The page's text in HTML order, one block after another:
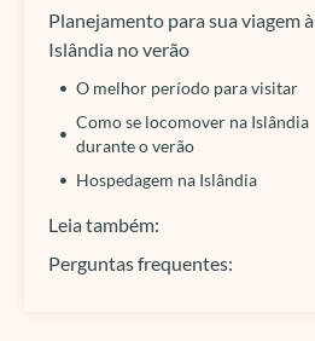
Planejamento para sua viagem à
Islândia no verão
O melhor período para visitar
Como se locomover na Islândia
durante o verão
Hospedagem na Islândia
Leia também:
Perguntas frequentes: